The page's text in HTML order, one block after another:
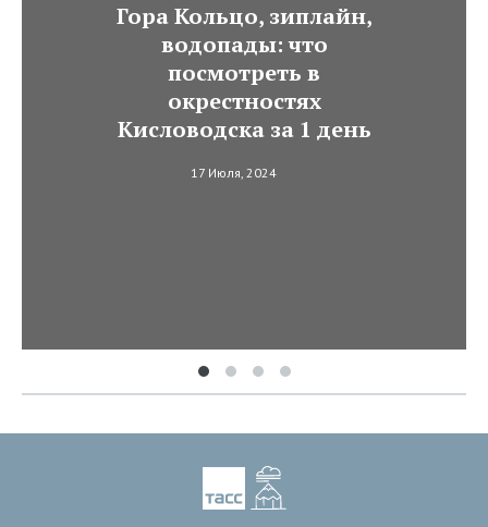
Гора Кольцо, зиплайн,
водопады: что
посмотреть в
окрестностях
Кисловодска за 1 день
17 Июля, 2024